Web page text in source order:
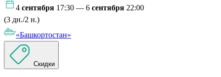
4 сентября 17:30 — 6 сентября 22:00
(3 дн./2 н.)
«Башкортостан»
Скидки